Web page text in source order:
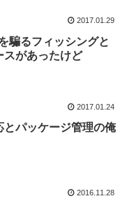
2017.01.29
騙るフィッシングと
スがあったけど
2017.01.24
とパッケージ管理の俺
2016.11.28